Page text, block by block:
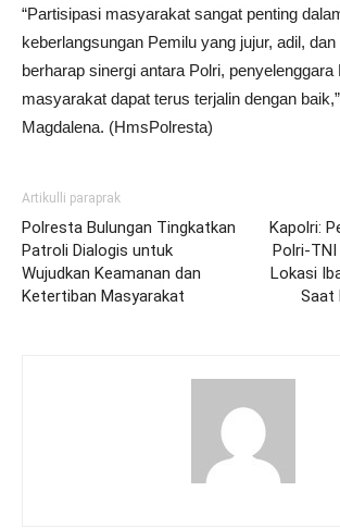
“Partisipasi masyarakat sangat penting
keberlangsungan Pemilu yang jujur, adil,
berharap sinergi antara Polri, penyelenggara
masyarakat dapat terus terjalin dengan
Magdalena. (HmsPolresta)
Artikulli paraprak
Polresta Bulungan Tingkatkan
Patroli Dialogis untuk
Wujudkan Keamanan dan
Ketertiban Masyarakat
Kapolri:
Polri-TNI
Lokasi
Saat